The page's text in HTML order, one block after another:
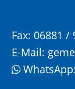
Fax: 06881 /
E-Mail:
WhatsApp: